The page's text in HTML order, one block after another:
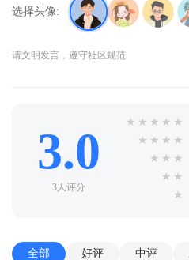
选择头像:
请文明发言，遵守社区规范
3.0
3人评分
★ ★ ★ ★ ★
★ ★ ★ ★
★ ★ ★
★ ★
★
全部 好评 中评